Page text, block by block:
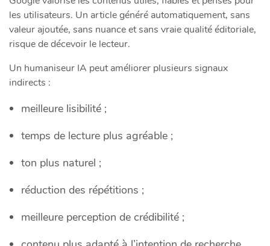
les utilisateurs. Un article généré automatiquement, sans
valeur ajoutée, sans nuance et sans vraie qualité éditoriale,
risque de décevoir le lecteur.
Un humaniseur IA peut améliorer plusieurs signaux
indirects :
meilleure lisibilité ;
temps de lecture plus agréable ;
ton plus naturel ;
réduction des répétitions ;
meilleure perception de crédibilité ;